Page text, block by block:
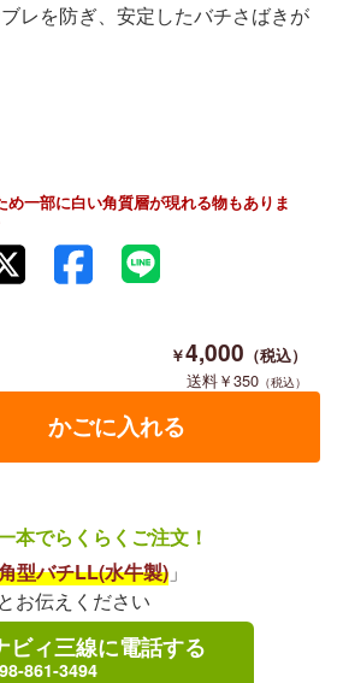
レを防ぎ、安定したバチさばきが
め一部に白い角質層が現れる物もありま
4,000
350
本でらくらくご注文！
型バチLL(水牛製) 」
とお伝えください
ビィ三線に電話する
861-3494